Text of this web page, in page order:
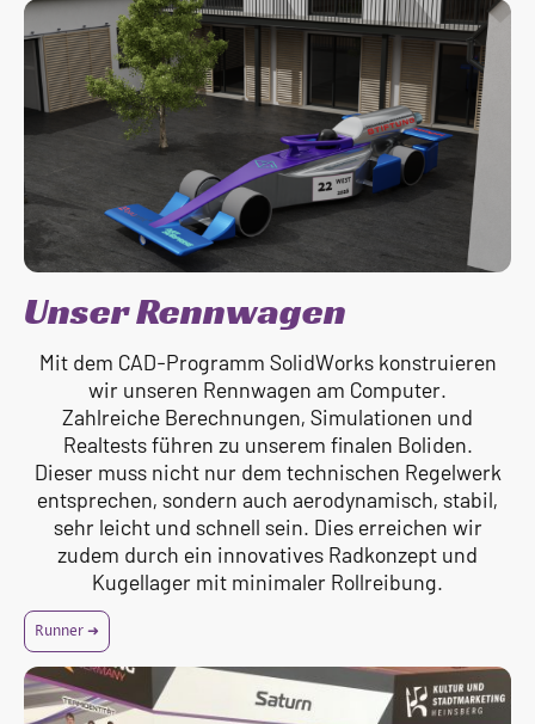
Unser Rennwagen
Mit dem CAD-Programm SolidWorks konstruieren
wir unseren Rennwagen am Computer.
Zahlreiche Berechnungen, Simulationen und
Realtests führen zu unserem finalen Boliden.
Dieser muss nicht nur dem technischen Regelwerk
entsprechen, sondern auch aerodynamisch, stabil,
sehr leicht und schnell sein. Dies erreichen wir
zudem durch ein innovatives Radkonzept und
Kugellager mit minimaler Rollreibung.
Runner ➜